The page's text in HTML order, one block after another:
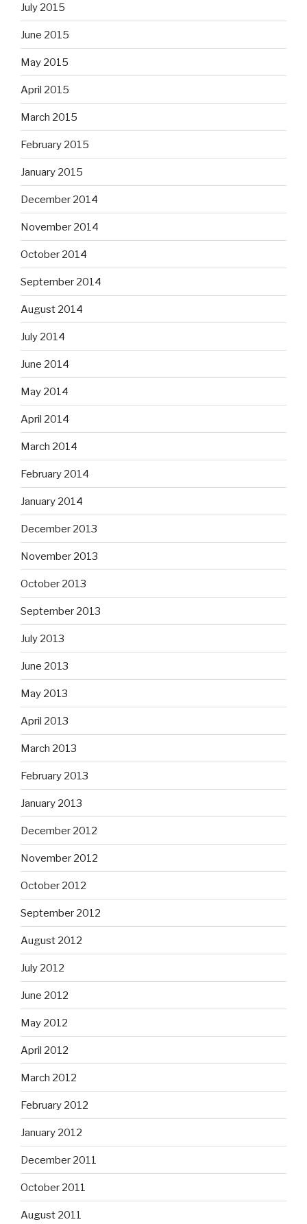
July 2015
June 2015
May 2015
April 2015
March 2015
February 2015
January 2015
December 2014
November 2014
October 2014
September 2014
August 2014
July 2014
June 2014
May 2014
April 2014
March 2014
February 2014
January 2014
December 2013
November 2013
October 2013
September 2013
July 2013
June 2013
May 2013
April 2013
March 2013
February 2013
January 2013
December 2012
November 2012
October 2012
September 2012
August 2012
July 2012
June 2012
May 2012
April 2012
March 2012
February 2012
January 2012
December 2011
October 2011
August 2011